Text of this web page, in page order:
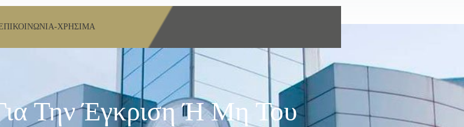
ΧΡΗΣΙΜΑ
Την Έγκριση Ή Μη Του